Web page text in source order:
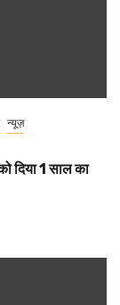
न्यूज़
दिया 1 साल का